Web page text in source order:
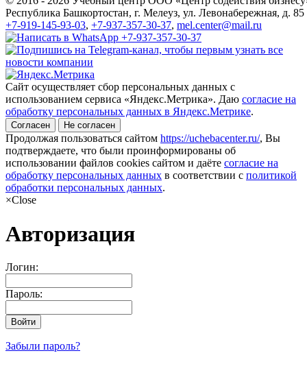
Республика Башкортостан, г. Мелеуз, ул. Левонабережная, д. 85
+7-919-145-93-03, +7-937-357-30-37, mel.center@mail.ru
Сайт осуществляет сбор персональных данных с
использованием сервиса «Яндекс.Метрика». Даю согласие на
обработку персональных данных в Яндекс.Метрике.
Согласен Не согласен
Продолжая пользоваться сайтом https://uchebacenter.ru/, Вы
подтверждаете, что были проинформированы об
использовании файлов cookies сайтом и даёте согласие на
обработку персональных данных в соответствии с политикой
обработки персональных данных.
×Close
Авторизация
Логин:
Пароль:
Войти
Забыли пароль?